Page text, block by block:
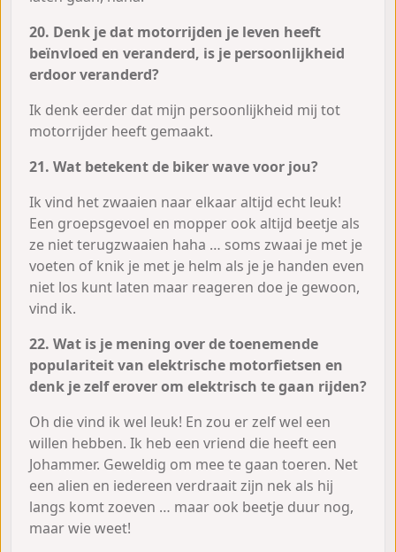
20. Denk je dat motorrijden je leven heeft
beïnvloed en veranderd, is je persoonlijkheid
erdoor veranderd?
Ik denk eerder dat mijn persoonlijkheid mij tot
motorrijder heeft gemaakt.
21. Wat betekent de biker wave voor jou?
Ik vind het zwaaien naar elkaar altijd echt leuk!
Een groepsgevoel en mopper ook altijd beetje als
ze niet terugzwaaien haha … soms zwaai je met je
voeten of knik je met je helm als je je handen even
niet los kunt laten maar reageren doe je gewoon,
vind ik.
22. Wat is je mening over de toenemende
populariteit van elektrische motorfietsen en
denk je zelf erover om elektrisch te gaan rijden?
Oh die vind ik wel leuk! En zou er zelf wel een
willen hebben. Ik heb een vriend die heeft een
Johammer. Geweldig om mee te gaan toeren. Net
een alien en iedereen verdraait zijn nek als hij
langs komt zoeven … maar ook beetje duur nog,
maar wie weet!